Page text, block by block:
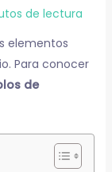
de lectura
elementos
Para conocer
de